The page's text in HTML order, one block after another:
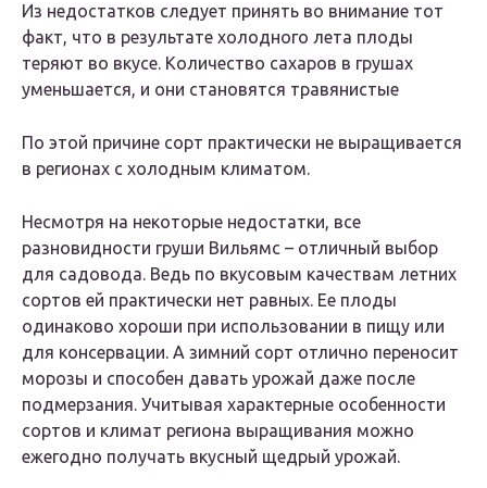
Из недостатков следует принять во внимание тот
факт, что в результате холодного лета плоды
теряют во вкусе. Количество сахаров в грушах
уменьшается, и они становятся травянистые
По этой причине сорт практически не выращивается
в регионах с холодным климатом.
Несмотря на некоторые недостатки, все
разновидности груши Вильямс – отличный выбор
для садовода. Ведь по вкусовым качествам летних
сортов ей практически нет равных. Ее плоды
одинаково хороши при использовании в пищу или
для консервации. А зимний сорт отлично переносит
морозы и способен давать урожай даже после
подмерзания. Учитывая характерные особенности
сортов и климат региона выращивания можно
ежегодно получать вкусный щедрый урожай.